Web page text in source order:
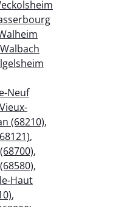
Walbach
Neuf
Vieux-
(68210),
,
,
,
Haut
,